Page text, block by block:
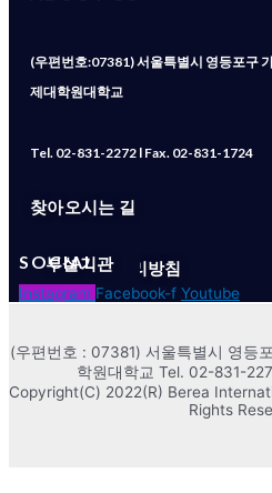
(우편번호:07381) 서울특별시 영등포구
제대학원대학교
Tel. 02-831-2272 l Fax. 02-831-1724
찾아오시는 길
대학정보공시
정보공개
대학자체평가
관련기관
개인정보처리방침
부설기관
SOCIAL
Instagram Facebook-f Youtube
(우편번호 : 07381) 서울특별시 영등
학원대학교 Tel. 02-831-
Copyright(C) 2022(R) Berea
Rights